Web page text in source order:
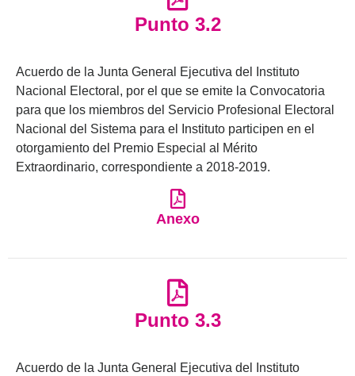
Punto 3.2
Acuerdo de la Junta General Ejecutiva del Instituto
Nacional Electoral, por el que se emite la Convocatoria
para que los miembros del Servicio Profesional Electoral
Nacional del Sistema para el Instituto participen en el
otorgamiento del Premio Especial al Mérito
Extraordinario, correspondiente a 2018-2019.
Anexo
Punto 3.3
Acuerdo de la Junta General Ejecutiva del Instituto